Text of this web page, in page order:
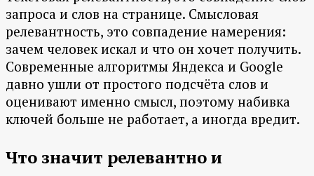
запроса и слов на странице. Смысловая
релевантность, это совпадение намерения:
зачем человек искал и что он хочет получить.
Современные алгоритмы Яндекса и Google
давно ушли от простого подсчёта слов и
оценивают именно смысл, поэтому набивка
ключей больше не работает, а иногда вредит.
Что значит релевантно и